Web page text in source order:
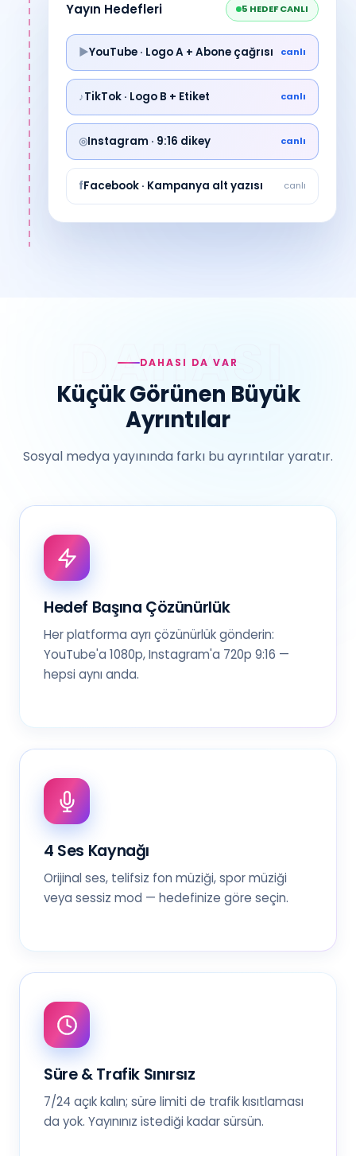
Yayın Hedefleri 5 HEDEF CANLI
▶YouTube · Logo A + Abone çağrısı canlı
♪TikTok · Logo B + Etiket canlı
◎Instagram · 9:16 dikey canlı
fFacebook · Kampanya alt yazısı canlı
DAHASI DA VAR
Küçük Görünen Büyük
Ayrıntılar
Sosyal medya yayınında farkı bu ayrıntılar yaratır.
Hedef Başına Çözünürlük
Her platforma ayrı çözünürlük gönderin:
YouTube'a 1080p, Instagram'a 720p 9:16 —
hepsi aynı anda.
4 Ses Kaynağı
Orijinal ses, telifsiz fon müziği, spor müziği
veya sessiz mod — hedefinize göre seçin.
Süre & Trafik Sınırsız
7/24 açık kalın; süre limiti de trafik kısıtlaması
da yok. Yayınınız istediği kadar sürsün.